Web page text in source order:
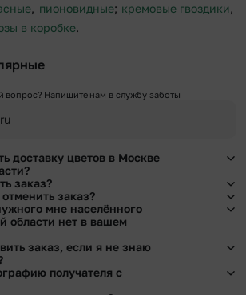
, пионовидные; кремовые гвоздики,
в коробке.
вопрос? Напишите нам в службу заботы
доставку цветов в Москве
можно в нашем приложении, на сайте flor2u.ru, по
или в чате.
заказ?
варианты оплаты:
Visa, MasterCard, МИР, сбп
Совесть и Свобода.
заказ?
выбрать другой букет или добавить подарок
по телефонам горячей линии или в чате,
вопрос.
мне населённого
области нет в вашем
по телефонам горячей линии или в чате.
из ситуации.
заказ, если я не знаю
«Уточнение адреса». Зная телефон получателя,
получателя с